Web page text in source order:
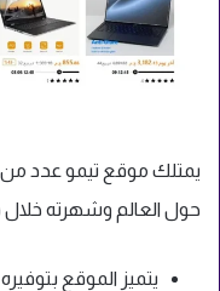
يمتلك موقع تيمو عدد
حول العالم وشهرته خلال
يتميز الموقع